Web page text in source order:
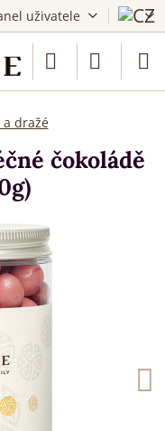
uživatele
a dražé
čokoládě